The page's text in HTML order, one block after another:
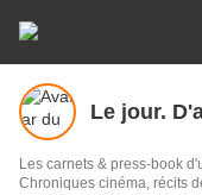
Le jour.
Les carnets & press-book
Chroniques cinéma, récits